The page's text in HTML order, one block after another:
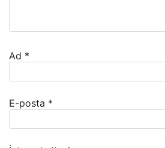
Ad *
E-posta *